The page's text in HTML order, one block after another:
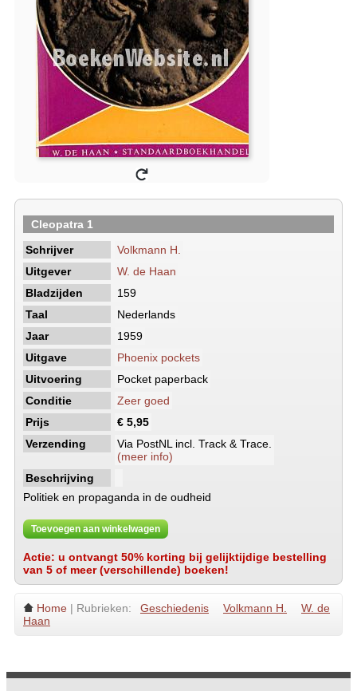
Cleopatra 1
Schrijver
Volkmann H.
Uitgever
W. de Haan
Bladzijden
159
Taal
Nederlands
Jaar
1959
Uitgave
Phoenix pockets
Uitvoering
Pocket paperback
Conditie
Zeer goed
Prijs
€ 5,95
Verzending
Via PostNL incl. Track & Trace.
(meer info)
Beschrijving
Politiek en propaganda in de oudheid
Toevoegen aan winkelwagen
Actie: u ontvangt 50% korting bij gelijktijdige bestelling
van 5 of meer (verschillende) boeken!
Home | Rubrieken: Geschiedenis Volkmann H.
W. de
Haan